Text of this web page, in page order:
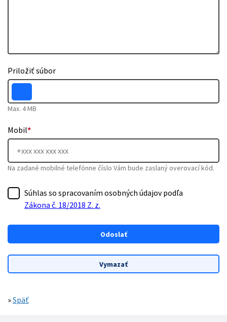
Priložiť súbor
Max. 4 MB
Mobil*
Na zadané mobilné telefónne číslo Vám bude zaslaný overovací kód.
Súhlas so spracovaním osobných údajov podľa
Zákona č. 18/2018 Z. z.
»Späť